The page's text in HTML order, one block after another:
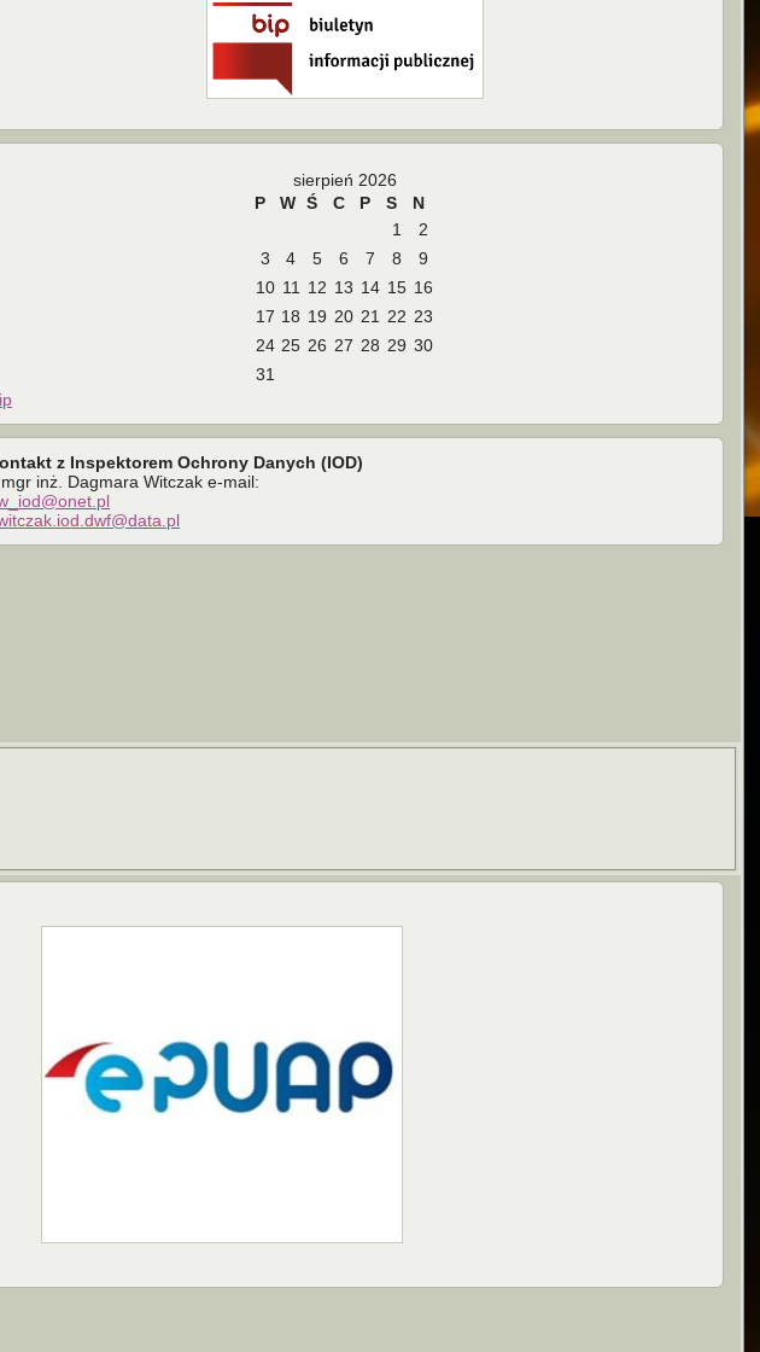
sierpień 2026
P
W Ś C P S
N
1
2
3
4 5 6 7 8
9
10 11 12 13 14 15 16
17 18 19 20 21 22 23
24 25 26 27 28 29 30
31
z Inspektorem Ochrony Danych (IOD)
inż. Dagmara Witczak e-mail: